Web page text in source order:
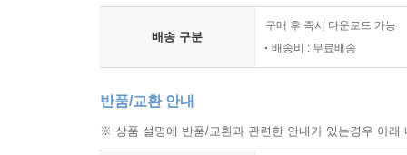
배송 구분
구매 후 즉시 다운로드 가능
배송비 : 무료배송
반품/교환 안내
※ 상품 설명에 반품/교환과 관련한 안내가 있는경우 아